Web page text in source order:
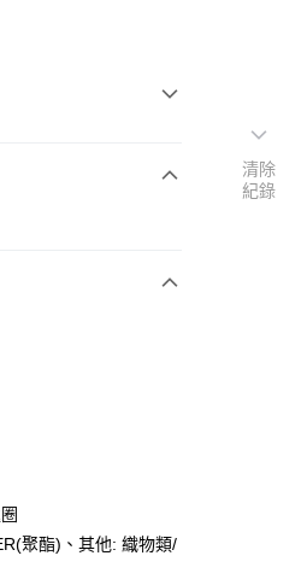
銀行
灣）商業銀行
聚酯)、其他: 織物類/
清除
紀錄